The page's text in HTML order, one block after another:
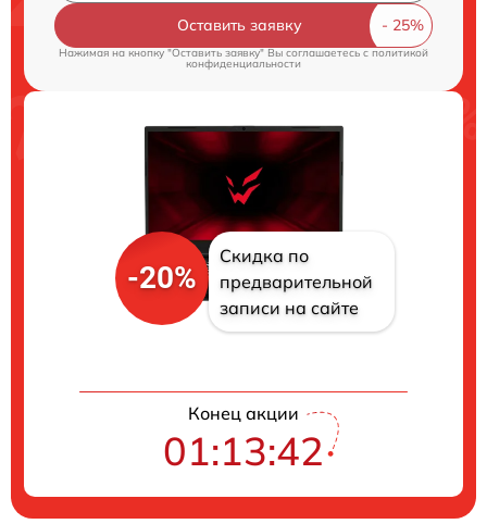
Оставить заявку
Нажимая на кнопку "Оставить заявку" Вы соглашаетесь cполитикой
конфиденциальности
-20%
Скидка по
предварительной
записи на сайте
Конец акции
01:13:41